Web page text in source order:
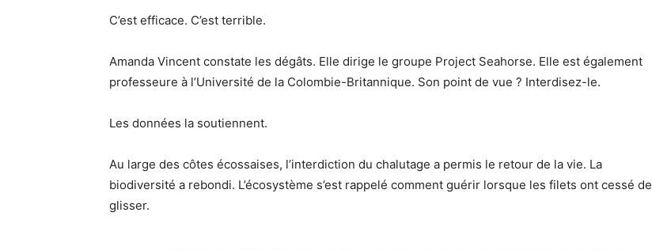
C’est efficace. C’est terrible.
Amanda Vincent constate les dégâts. Elle dirige le groupe Project Seahorse. Elle est également
professeure à l’Université de la Colombie-Britannique. Son point de vue ? Interdisez-le.
Les données la soutiennent.
Au large des côtes écossaises, l’interdiction du chalutage a permis le retour de la vie. La
biodiversité a rebondi. L’écosystème s’est rappelé comment guérir lorsque les filets ont cessé de
glisser.